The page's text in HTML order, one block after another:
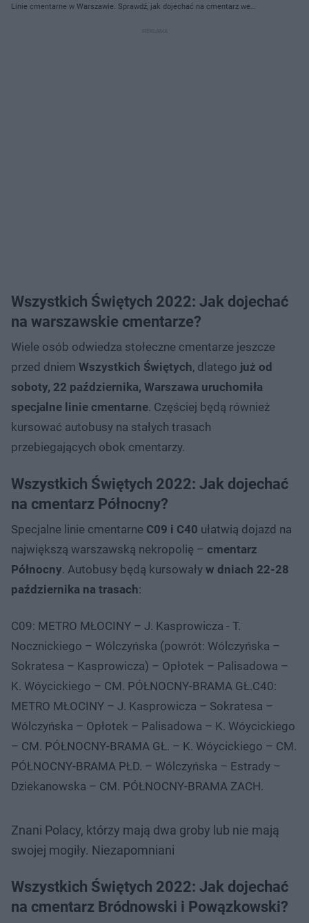
Linie cmentarne w Warszawie. Sprawdź, jak dojechać na cmentarz we
Wszystkich Świętych 2022: Jak dojechać
na warszawskie cmentarze?
Wiele osób odwiedza stołeczne cmentarze jeszcze
przed dniem Wszystkich Świętych, dlatego już od
soboty, 22 października, Warszawa uruchomiła
specjalne linie cmentarne. Częściej będą również
kursować autobusy na stałych trasach
przebiegających obok cmentarzy.
Wszystkich Świętych 2022: Jak dojechać
na cmentarz Północny?
Specjalne linie cmentarne C09 i C40 ułatwią dojazd na
największą warszawską nekropolię – cmentarz
Północny. Autobusy będą kursowały w dniach 22-28
października na trasach:
C09: METRO MŁOCINY – J. Kasprowicza - T.
Nocznickiego – Wólczyńska (powrót: Wólczyńska –
Sokratesa – Kasprowicza) – Opłotek – Palisadowa –
K. Wóycickiego – CM. PÓŁNOCNY-BRAMA GŁ.C40:
METRO MŁOCINY – J. Kasprowicza – Sokratesa –
Wólczyńska – Opłotek – Palisadowa – K. Wóycickiego
– CM. PÓŁNOCNY-BRAMA GŁ. – K. Wóycickiego – CM.
PÓŁNOCNY-BRAMA PŁD. – Wólczyńska – Estrady –
Dziekanowska – CM. PÓŁNOCNY-BRAMA ZACH.
Znani Polacy, którzy mają dwa groby lub nie mają
swojej mogiły. Niezapomniani
Wszystkich Świętych 2022: Jak dojechać
na cmentarz Bródnowski i Powązkowski?